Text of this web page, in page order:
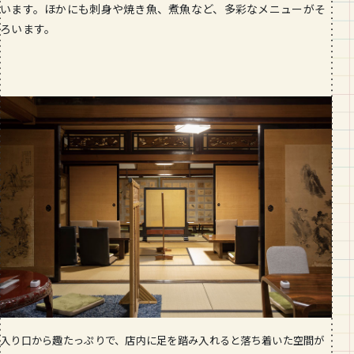
います。ほかにも刺身や焼き魚、煮魚など、多彩なメニューがそ
ろいます。
入り口から趣たっぷりで、店内に足を踏み入れると落ち着いた空間が